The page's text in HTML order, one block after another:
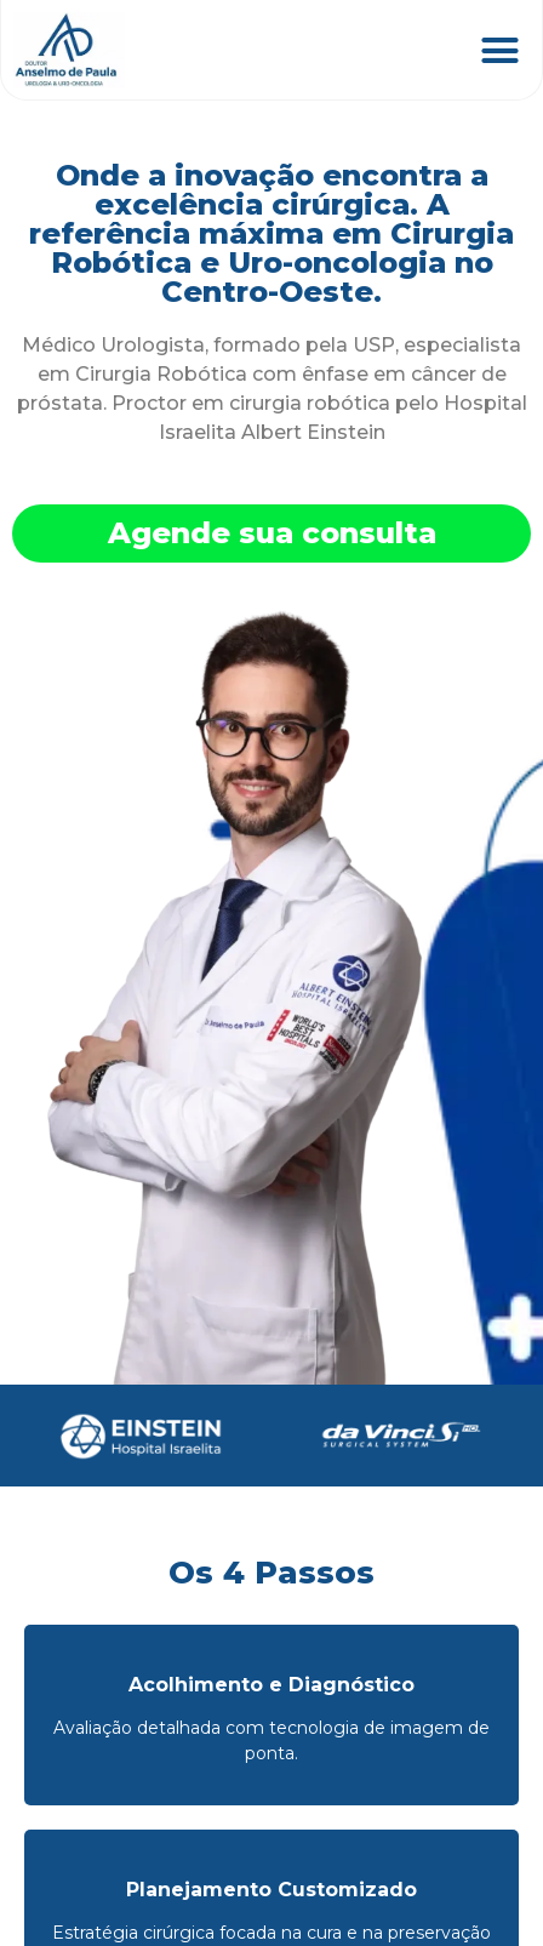
Onde a inovação encontra a
excelência cirúrgica. A
referência máxima em Cirurgia
Robótica e Uro-oncologia no
Centro-Oeste.
Médico Urologista, formado pela USP, especialista
em Cirurgia Robótica com ênfase em câncer de
próstata. Proctor em cirurgia robótica pelo Hospital
Israelita Albert Einstein
Agende sua consulta
Os 4 Passos
Acolhimento e Diagnóstico
Avaliação detalhada com tecnologia de imagem de
ponta.
Planejamento Customizado
Estratégia cirúrgica focada na cura e na preservação